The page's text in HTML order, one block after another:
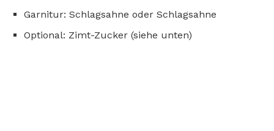
Garnitur: Schlagsahne oder Schlagsahne
Optional: Zimt-Zucker (siehe unten)